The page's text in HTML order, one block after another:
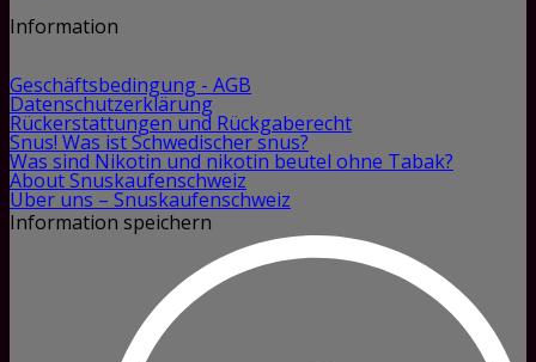
Information
Geschäftsbedingung - AGB
Datenschutzerklärung
Rückerstattungen und Rückgaberecht
Snus! Was ist Schwedischer snus?
Was sind Nikotin und nikotin beutel ohne Tabak?
About Snuskaufenschweiz
Über uns – Snuskaufenschweiz
Information speichern